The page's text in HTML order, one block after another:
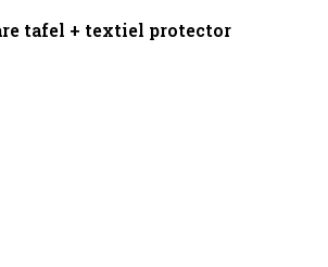
tafel + textiel protector